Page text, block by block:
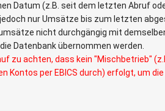
Datum (z.B. seit dem letzten Abruf
nur Umsätze bis zum letzten
nicht durchgängig mit
Datenbank übernommen werden.
zu achten, dass kein "Mischbetrieb"
Kontos per EBICS durch) erfolgt, um